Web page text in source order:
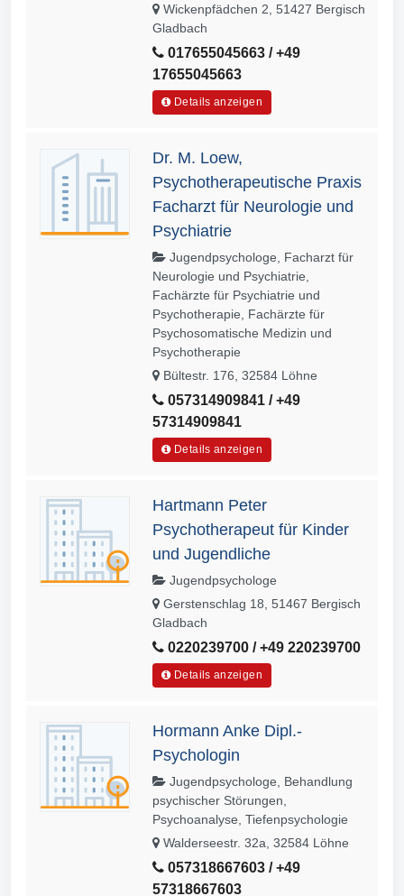
Wickenpfädchen 2, 51427 Bergisch
Gladbach
017655045663 / +49
17655045663
Details anzeigen
Dr. M. Loew,
Psychotherapeutische Praxis
Facharzt für Neurologie und
Psychiatrie
Jugendpsychologe, Facharzt für
Neurologie und Psychiatrie,
Fachärzte für Psychiatrie und
Psychotherapie, Fachärzte für
Psychosomatische Medizin und
Psychotherapie
Bültestr. 176, 32584 Löhne
057314909841 / +49
57314909841
Details anzeigen
Hartmann Peter
Psychotherapeut für Kinder
und Jugendliche
Jugendpsychologe
Gerstenschlag 18, 51467 Bergisch
Gladbach
0220239700 / +49 220239700
Details anzeigen
Hormann Anke Dipl.-
Psychologin
Jugendpsychologe, Behandlung
psychischer Störungen,
Psychoanalyse, Tiefenpsychologie
Walderseestr. 32a, 32584 Löhne
057318667603 / +49
57318667603